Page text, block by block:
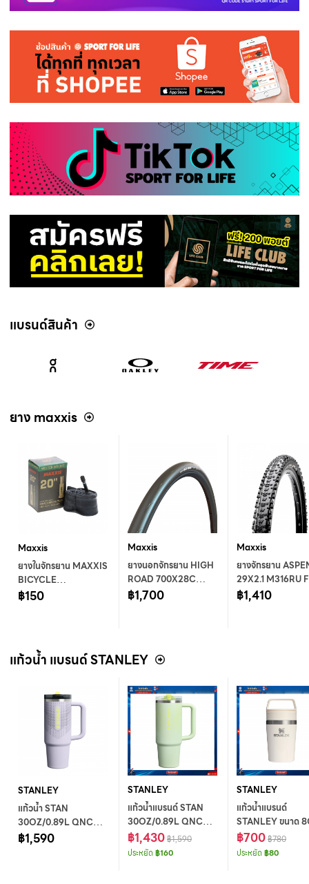
แบรนด์สินค้า
ยาง maxxis
Maxxis
ยางในจักรยาน MAXXIS
BICYCLE
TUBE20X1.5/2.5
฿150
Maxxis
ยางนอกจักรยาน HIGH
ROAD 700X28C
M230 F TT DKLW
฿1,700
Maxxis
ยางจักรยาน
29X2.1 M316RU F
TLR DKFW2 BK
฿1,410
แก้วน้ำ แบรนด์ STANLEY
STANLEY
แก้วน้ำ STAN
30OZ/0.89L QNCHR
PTR TUMB PURPLE
฿1,590
STANLEY
แก้วน้ำแบรนด์ STAN
30OZ/0.89L QNCHR
PTR TUMB
HONEYDEW HG AP
฿1,430฿1,590
ประหยัด ฿160
STANLEY
แก้วน้ำแบรนด์
STANLEY ขนาด
CAFE-TO-GO
MUG CREAM
฿700฿780
ประหยัด ฿80